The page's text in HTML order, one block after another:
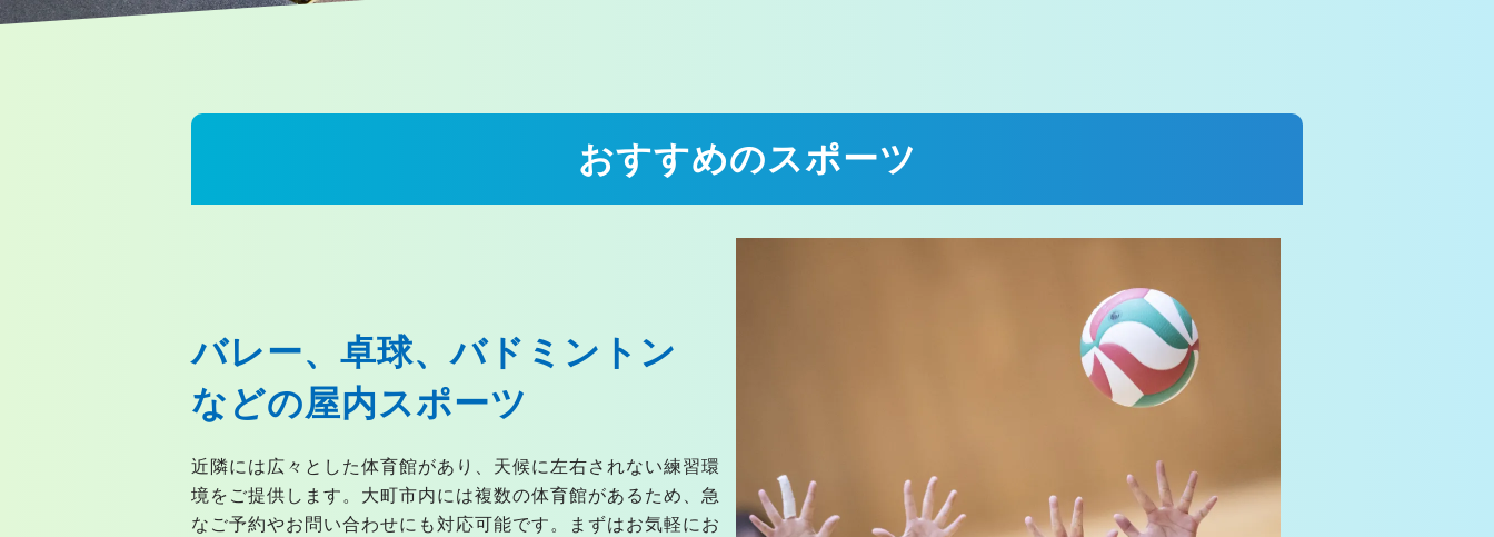
おすすめのスポーツ
バレー、卓球、バドミントン
などの屋内スポーツ
近隣には広々とした体育館があり、天候に左右されない練習環
境をご提供します。大町市内には複数の体育館があるため、急
なご予約やお問い合わせにも対応可能です。まずはお気軽にお